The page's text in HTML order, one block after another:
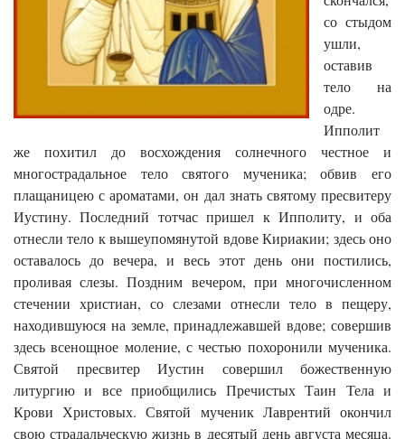
со стыдом
ушли,
оставив
тело на
одре.
Ипполит
же похитил до восхождения солнечного честное и
многострадальное тело святого мученика; обвив его
плащаницею с ароматами, он дал знать святому пресвитеру
Иустину. Последний тотчас пришел к Ипполиту, и оба
отнесли тело к вышеупомянутой вдове Кириакии; здесь оно
оставалось до вечера, и весь этот день они постились,
проливая слезы. Поздним вечером, при многочисленном
стечении христиан, со слезами отнесли тело в пещеру,
находившуюся на земле, принадлежавшей вдове; совершив
здесь всенощное моление, с честью похоронили мученика.
Святой пресвитер Иустин совершил божественную
литургию и все приобщились Пречистых Таин Тела и
Крови Христовых. Святой мученик Лаврентий окончил
свою страдальческую жизнь в десятый день августа месяца.